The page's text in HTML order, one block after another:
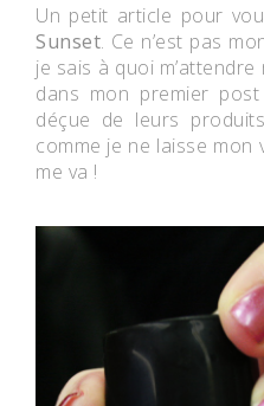
Un petit article pour
Sunset. Ce n’est pas
je sais à quoi m’attendre
dans mon premier
déçue de leurs
comme je ne laisse mon
me va !